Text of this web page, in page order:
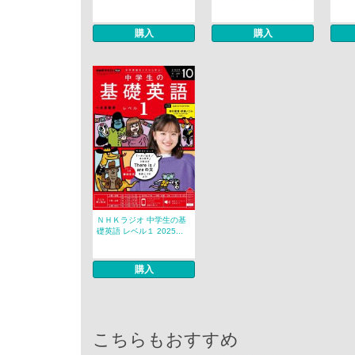
購入 購入
ＮＨＫラジオ 中学生の基
礎英語 レベル１ 2025...
購入
こちらもおすすめ